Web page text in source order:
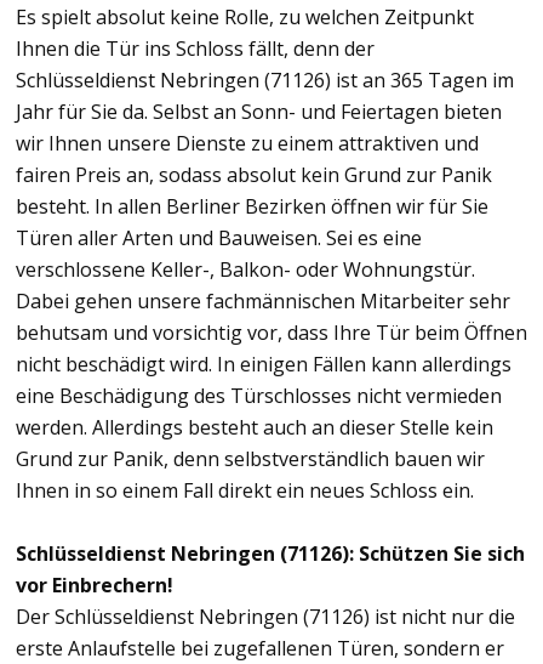
Es spielt absolut keine Rolle, zu welchen Zeitpunkt
Ihnen die Tür ins Schloss fällt, denn der
Schlüsseldienst Nebringen (71126) ist an 365 Tagen im
Jahr für Sie da. Selbst an Sonn- und Feiertagen bieten
wir Ihnen unsere Dienste zu einem attraktiven und
fairen Preis an, sodass absolut kein Grund zur Panik
besteht. In allen Berliner Bezirken öffnen wir für Sie
Türen aller Arten und Bauweisen. Sei es eine
verschlossene Keller-, Balkon- oder Wohnungstür.
Dabei gehen unsere fachmännischen Mitarbeiter sehr
behutsam und vorsichtig vor, dass Ihre Tür beim Öffnen
nicht beschädigt wird. In einigen Fällen kann allerdings
eine Beschädigung des Türschlosses nicht vermieden
werden. Allerdings besteht auch an dieser Stelle kein
Grund zur Panik, denn selbstverständlich bauen wir
Ihnen in so einem Fall direkt ein neues Schloss ein.
Schlüsseldienst Nebringen (71126): Schützen Sie sich
vor Einbrechern!
Der Schlüsseldienst Nebringen (71126) ist nicht nur die
erste Anlaufstelle bei zugefallenen Türen, sondern er